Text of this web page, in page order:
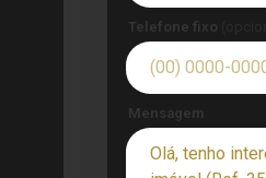
Telefone fixo
Mensagem